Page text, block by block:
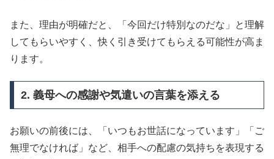
また、理由が明確だと、「今回だけ特別なのだな」と理解
してもらいやすく、快く引き受けてもらえる可能性が高ま
ります。
2. 義母への感謝や気遣いの言葉を添える
お願いの前後には、「いつもお世話になっています」「ご
無理でなければ」など、相手への配慮の気持ちを表現する